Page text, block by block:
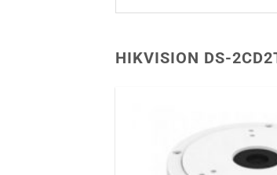
HIKVISION DS-